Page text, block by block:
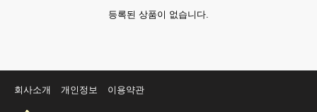
등록된 상품이 없습니다.
회사소개 개인정보 이용약관